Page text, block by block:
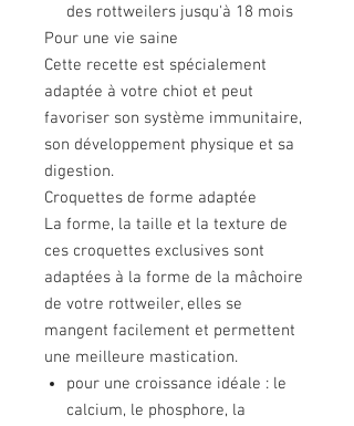
des rottweilers jusqu'à 18 mois
Pour une vie saine
Cette recette est spécialement
adaptée à votre chiot et peut
favoriser son système immunitaire,
son développement physique et sa
digestion.
Croquettes de forme adaptée
La forme, la taille et la texture de
ces croquettes exclusives sont
adaptées à la forme de la mâchoire
de votre rottweiler, elles se
mangent facilement et permettent
une meilleure mastication.
pour une croissance idéale : le
calcium, le phosphore, la